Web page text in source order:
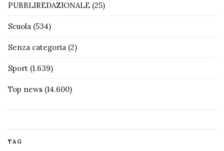
PUBBLIREDAZIONALE (25)
Scuola (534)
Senza categoria (2)
Sport (1.639)
Top news (14.600)
TAG